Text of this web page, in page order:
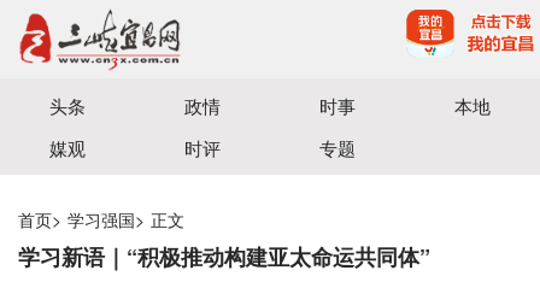
宜昌三峡融媒体中心主办
头条 政情 时事
本地
媒观
时评 专题
首页> 学习强国> 正文
学习新语｜“积极推动构建亚太命运共同体”